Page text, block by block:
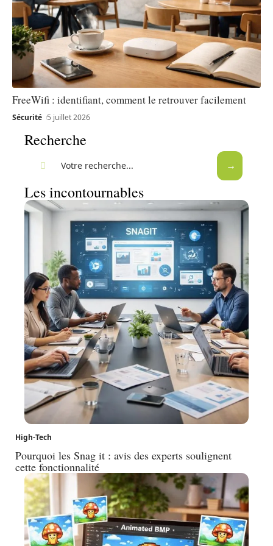
FreeWifi : identifiant, comment le retrouver facilement
Sécurité 5 juillet 2026
Recherche
Les incontournables
High-Tech
Pourquoi les Snag it : avis des experts soulignent
cette fonctionnalité